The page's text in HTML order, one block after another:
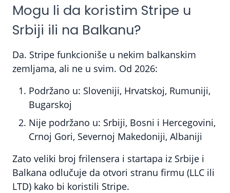
Mogu li da koristim Stripe u
Srbiji ili na Balkanu?
Da. Stripe funkcioniše u nekim balkanskim
zemljama, ali ne u svim. Od 2026:
Podržano u: Sloveniji, Hrvatskoj, Rumuniji,
Bugarskoj
Nije podržano u: Srbiji, Bosni i Hercegovini,
Crnoj Gori, Severnoj Makedoniji, Albaniji
Zato veliki broj frilensera i startapa iz Srbije i
Balkana odlučuje da otvori stranu firmu (LLC ili
LTD) kako bi koristili Stripe.